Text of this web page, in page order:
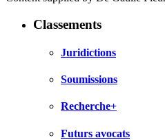
Classements
Juridictions
Soumissions
Recherche+
Futurs avocats